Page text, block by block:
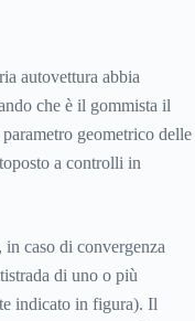
autovettura abbia
che è il gommista il
geometrico delle
a controlli in
caso di convergenza
di uno o più
indicato in figura). Il